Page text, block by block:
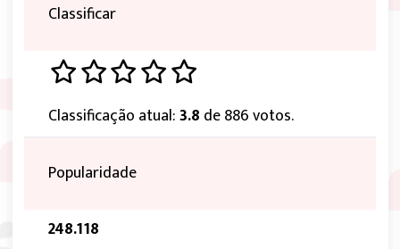
Classificar
Classificação atual:3.8 de 886 votos.
Popularidade
248.118